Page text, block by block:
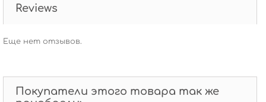
Reviews
Еще нет отзывов.
Покупатели этого товара так же